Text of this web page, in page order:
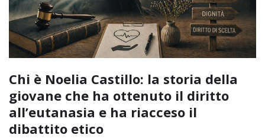
Chi è Noelia Castillo: la storia della
giovane che ha ottenuto il diritto
all’eutanasia e ha riacceso il
dibattito etico